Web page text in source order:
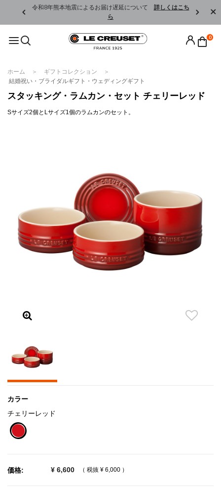
令和8年熊本地震によるお届け遅延について 詳しくはこち
ら
0
ホーム
ギフトコレクション
結婚祝い・ブライダルギフト・ウェディングギフト
スタッキング・ラムカン・セット チェリーレッド
Sサイズ2個とLサイズ1個のラムカンのセット。
カラー
チェリーレッド
価格: ¥ 6,600 （ 税抜 ¥ 6,000 ）